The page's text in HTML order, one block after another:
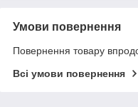
Умови повернення
Повернення товару
Всі умови повернення